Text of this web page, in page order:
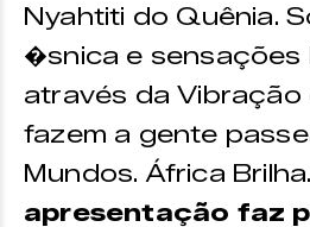
Nyahtiti do Quênia.
�snica e sensações
através da Vibração
fazem a gente
Mundos. África Brilha.
apresentação faz